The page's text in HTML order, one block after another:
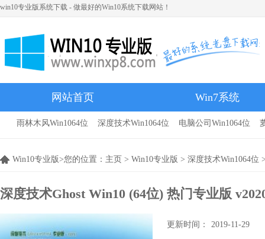
win10专业版系统下载 - 做最好的Win10系统下载网站！
网站首页 Win7系统
雨林木风
雨林木风Win1064位 深度技术Win1064位 电脑公司Win1064位
Win10专业版>您的位置： 主页 > Win10专业版 > 深度技术Win1064位
深度技术Ghost Win10 (64位) 热门专业版
更新时间： 2019-11-29